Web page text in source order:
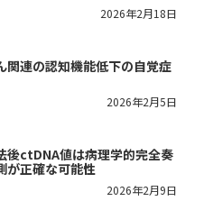
2026年2月18日
関連の認知機能低下の自覚症
2026年2月5日
後ctDNA値は病理学的完全奏
が正確な可能性
2026年2月9日